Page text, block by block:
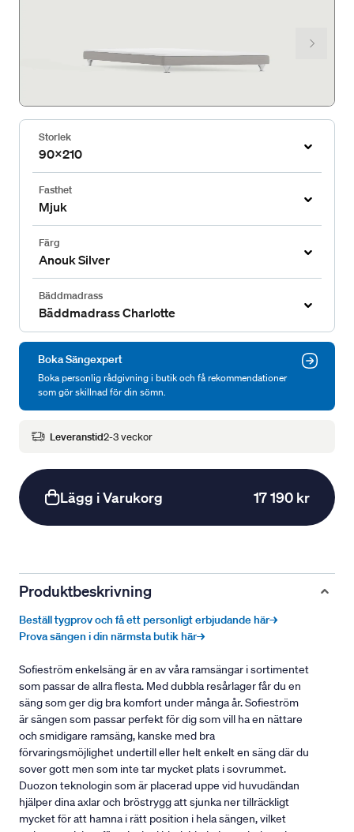
Storlek
90x210
Fasthet
Mjuk
Färg
Anouk Silver
Bäddmadrass
Bäddmadrass Charlotte
Boka Sängexpert
Boka personlig rådgivning i butik och få rekommendationer
som gör skillnad för din sömn.
Leveranstid2-3 veckor
Lägg i Varukorg 17 190 kr
Produktbeskrivning
Beställ tygprov och få ett personligt erbjudande här→
Prova sängen i din närmsta butik här→
Sofieström enkelsäng är en av våra ramsängar i sortimentet
som passar de allra flesta. Med dubbla resårlager får du en
säng som ger dig bra komfort under många år. Sofieström
är sängen som passar perfekt för dig som vill ha en nättare
och smidigare ramsäng, kanske med bra
förvaringsmöjlighet undertill eller helt enkelt en säng där du
sover gott men som inte tar mycket plats i sovrummet.
Duozon teknologin som är placerad uppe vid huvudändan
hjälper dina axlar och bröstrygg att sjunka ner tillräckligt
mycket för att hamna i rätt position i hela sängen, vilket